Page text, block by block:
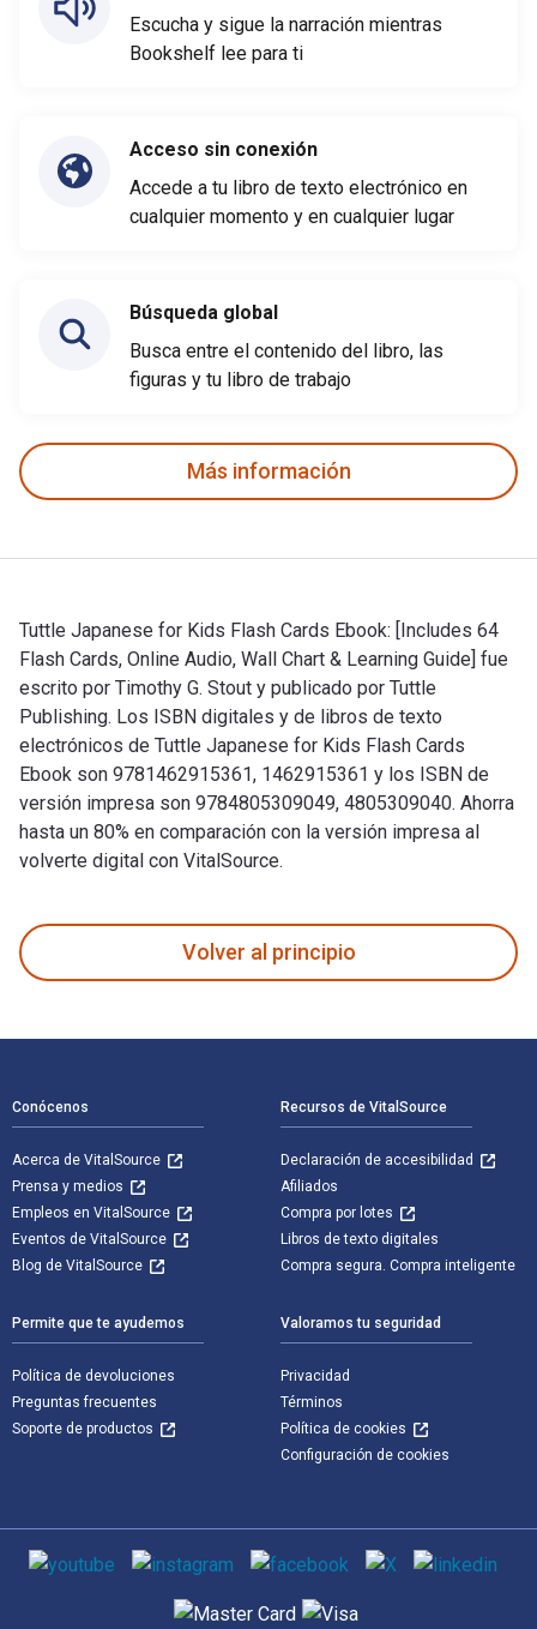
Escucha y sigue la narración mientras
Bookshelf lee para ti
Acceso sin conexión
Accede a tu libro de texto electrónico en
cualquier momento y en cualquier lugar
Búsqueda global
Busca entre el contenido del libro, las
figuras y tu libro de trabajo
Más información
Tuttle Japanese for Kids Flash Cards Ebook: [Includes 64
Flash Cards, Online Audio, Wall Chart & Learning Guide] fue
escrito por Timothy G. Stout y publicado por Tuttle
Publishing. Los ISBN digitales y de libros de texto
electrónicos de Tuttle Japanese for Kids Flash Cards
Ebook son 9781462915361, 1462915361 y los ISBN de
versión impresa son 9784805309049, 4805309040. Ahorra
hasta un 80% en comparación con la versión impresa al
volverte digital con VitalSource.
Volver al principio
Conócenos
Acerca de VitalSource
Prensa y medios
Empleos en VitalSource
Eventos de VitalSource
Blog de VitalSource
Recursos de VitalSource
Declaración de accesibilidad
Afiliados
Compra por lotes
Libros de texto digitales
Compra segura. Compra inteligente
Permite que te ayudemos
Política de devoluciones
Preguntas frecuentes
Soporte de productos
Valoramos tu seguridad
Privacidad
Términos
Política de cookies
Configuración de cookies
Medios de comunicación social
Métodos de pago admitidos